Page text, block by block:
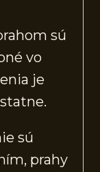
sú
vo
je
sú
prahy